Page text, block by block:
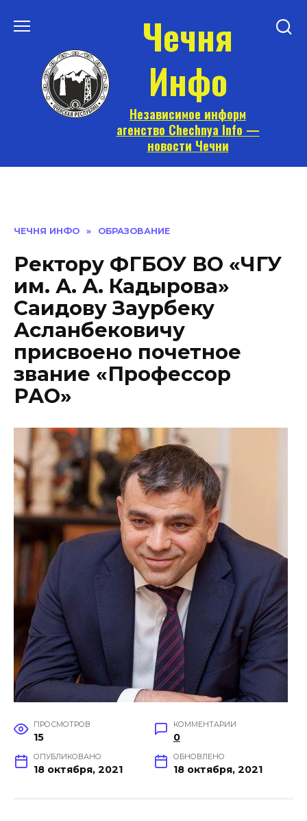
Чечня
Инфо
Независимое информ
агенство Chechnya Info —
новости Чечни
ЧЕЧНЯ ИНФО » ОБРАЗОВАНИЕ
Ректору ФГБОУ ВО «ЧГУ
им. А. А. Кадырова»
Саидову Заурбеку
Асланбековичу
присвоено почетное
звание «Профессор
РАО»
ПРОСМОТРОВ
15
КОММЕНТАРИИ
0
ОПУБЛИКОВАНО
18 октября, 2021
ОБНОВЛЕНО
18 октября, 2021